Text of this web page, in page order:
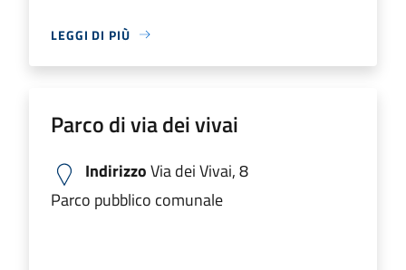
LEGGI DI PIÙ
Parco di via dei vivai
IndirizzoVia dei Vivai, 8
Parco pubblico comunale